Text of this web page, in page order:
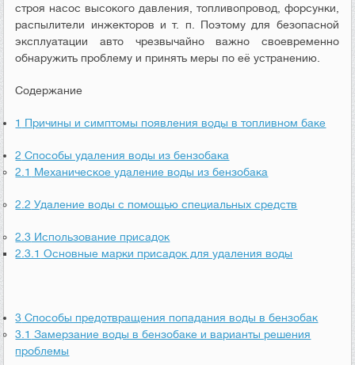
строя насос высокого давления, топливопровод, форсунки,
распылители инжекторов и т. п. Поэтому для безопасной
эксплуатации авто чрезвычайно важно своевременно
обнаружить проблему и принять меры по её устранению.
Содержание
1 Причины и симптомы появления воды в топливном баке
2 Способы удаления воды из бензобака
2.1 Механическое удаление воды из бензобака
2.2 Удаление воды с помощью специальных средств
2.3 Использование присадок
2.3.1 Основные марки присадок для удаления воды
3 Способы предотвращения попадания воды в бензобак
3.1 Замерзание воды в бензобаке и варианты решения
проблемы